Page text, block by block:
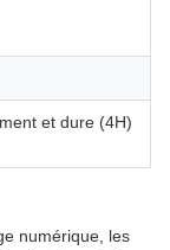
et dure (4H)
numérique, les